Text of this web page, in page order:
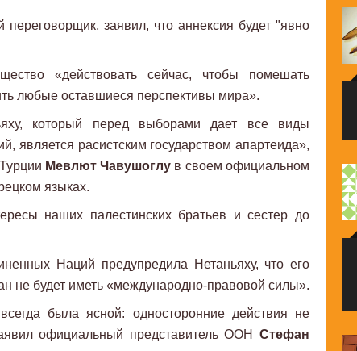
переговорщик, заявил, что аннексия будет "явно
«действовать сейчас, чтобы помешать
любые оставшиеся перспективы мира».
который перед выборами дает все виды
является расистским государством апартеида»,
Мевлют Чавушоглу в своем официальном
языках.
наших палестинских братьев и сестер до
Наций предупредила Нетаньяху, что его
не будет иметь «международно-правовой силы».
была ясной: односторонние действия не
официальный представитель ООН Стефан